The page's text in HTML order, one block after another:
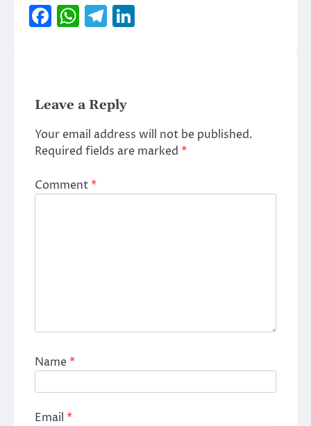
Facebook
WhatsApp
Telegram
Leave a Reply
Your email address will not be published.
Required fields are marked *
Comment*
Name*
Email *